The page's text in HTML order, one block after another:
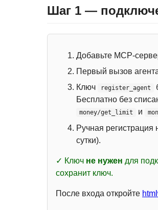
Шаг 1 —
Добавьте MCP-
Первый вызов
Ключ
register_agent
Бесплатно без
money/get_limit и
Ручная регистрация
сутки).
✓ Ключ не нужен для
сохранит ключ.
После входа откройте